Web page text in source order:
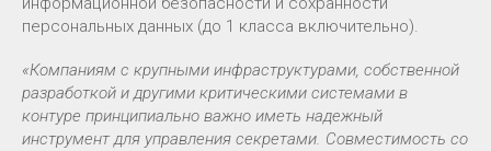
персональных данных (до 1 класса включительно).
«Компаниям с крупными инфраструктурами, собственной
разработкой и другими критическими системами в
контуре принципиально важно иметь надежный
инструмент для управления секретами. Совместимость со